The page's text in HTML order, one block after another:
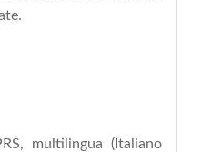
multilingua (Italiano